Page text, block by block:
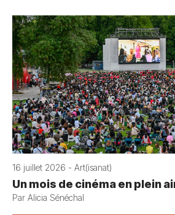
16 juillet 2026 - Art(isanat)
Un mois de cinéma en plein
Par Alicia Sénéchal